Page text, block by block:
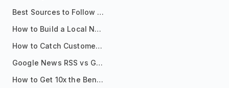
Best Sources to Follow for Crypto News in Your Reader (2026)
How to Build a Local News Hub That Updates Itself
How to Catch Customer Problems Before They Become Support Tickets
Google News RSS vs Google Alerts: Which Is Better for News Monitoring?
How to Get 10x the Benefits of Google Alerts